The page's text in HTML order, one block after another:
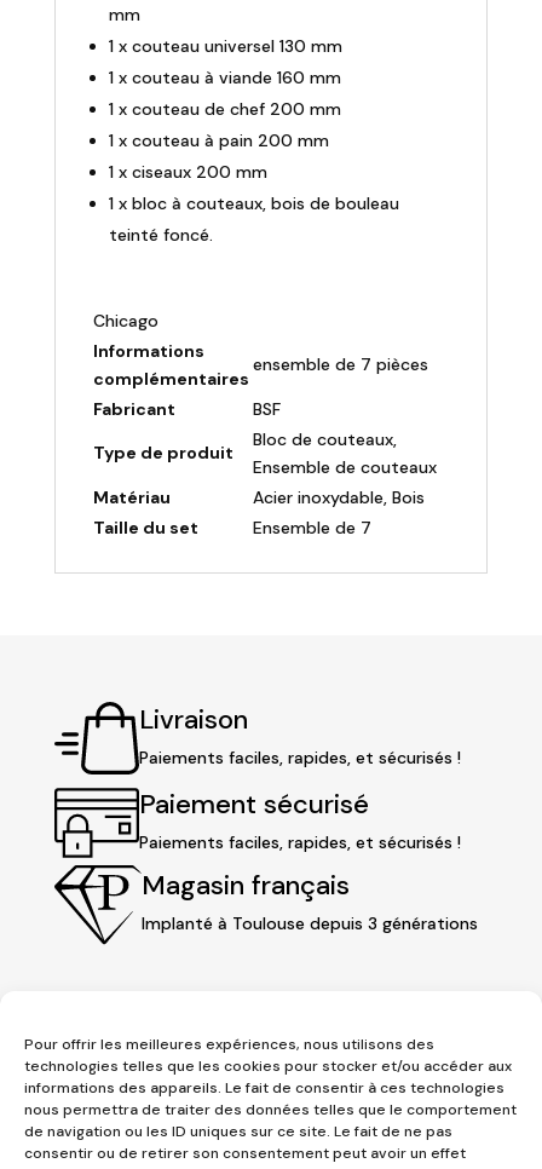
Pour offrir les meilleures expériences, nous utilisons des
technologies telles que les cookies pour stocker et/ou accéder aux
informations des appareils. Le fait de consentir à ces technologies
nous permettra de traiter des données telles que le comportement
de navigation ou les ID uniques sur ce site. Le fait de ne pas
consentir ou de retirer son consentement peut avoir un effet
mm
1 x couteau universel 130 mm
1 x couteau à viande 160 mm
1 x couteau de chef 200 mm
1 x couteau à pain 200 mm
1 x ciseaux 200 mm
1 x bloc à couteaux, bois de bouleau
teinté foncé.
Chicago
Informations
complémentaires
ensemble de 7 pièces
Fabricant
BSF
Type de produit
Bloc de couteaux,
Ensemble de couteaux
Matériau
Acier inoxydable, Bois
Taille du set
Ensemble de 7
Livraison
Paiements faciles, rapides, et sécurisés !
Paiement sécurisé
Paiements faciles, rapides, et sécurisés !
Magasin français
Implanté à Toulouse depuis 3 générations